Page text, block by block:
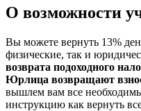
О возможности
Вы можете вернуть 13%
физические, так и
возврата подоходного
Юрлица возвращают
вышлем вам все
инструкцию как вернуть